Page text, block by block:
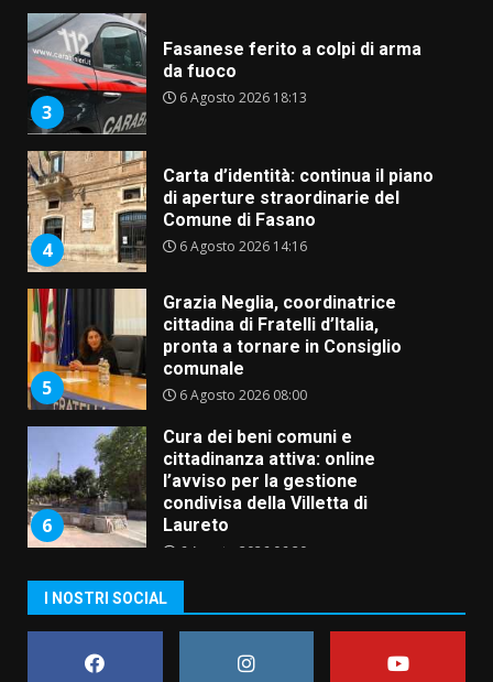
3
Fasanese ferito a colpi di arma
da fuoco
6 Agosto 2026 18:13
4
Carta d’identità: continua il piano
di aperture straordinarie del
Comune di Fasano
6 Agosto 2026 14:16
5
Grazia Neglia, coordinatrice
cittadina di Fratelli d’Italia,
pronta a tornare in Consiglio
comunale
6 Agosto 2026 08:00
6
Cura dei beni comuni e
cittadinanza attiva: online
l’avviso per la gestione
condivisa della Villetta di
Laureto
6 Agosto 2026 06:20
assoluta de “L’Albergo
Belvedere. Il rapimento”
6 Agosto 2026 06:15
I NOSTRI SOCIAL